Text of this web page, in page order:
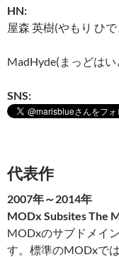
HN:
屋森 英樹(やもり ひで
MadHyde(まっどはい
SNS:
代表作
2007年～2014年
MODx Subsites The
MODxのサブドメイ
す。標準のMODxで